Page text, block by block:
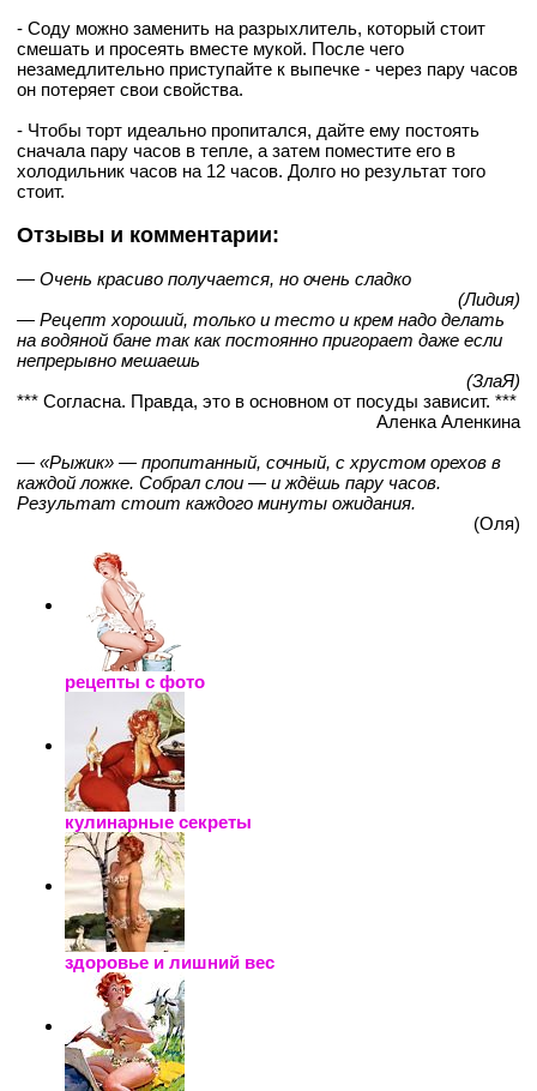
- Соду можно заменить на разрыхлитель, который стоит
смешать и просеять вместе мукой. После чего
незамедлительно приступайте к выпечке - через пару часов
он потеряет свои свойства.
- Чтобы торт идеально пропитался, дайте ему постоять
сначала пару часов в тепле, а затем поместите его в
холодильник часов на 12 часов. Долго но результат того
стоит.
Отзывы и комментарии:
— Очень красиво получается, но очень сладко
(Лидия)
— Рецепт хороший, только и тесто и крем надо делать
на водяной бане так как постоянно пригорает даже если
непрерывно мешаешь
(ЗлаЯ)
*** Согласна. Правда, это в основном от посуды зависит. ***
Аленка Аленкина
— «Рыжик» — пропитанный, сочный, с хрустом орехов в
каждой ложке. Собрал слои — и ждёшь пару часов.
Результат стоит каждого минуты ожидания.
(Оля)
рецепты с фото
кулинарные секреты
здоровье и лишний вес